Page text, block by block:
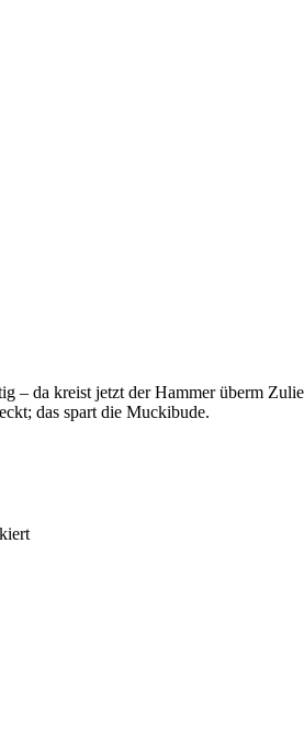
da kreist jetzt der Hammer überm
das spart die Muckibude.